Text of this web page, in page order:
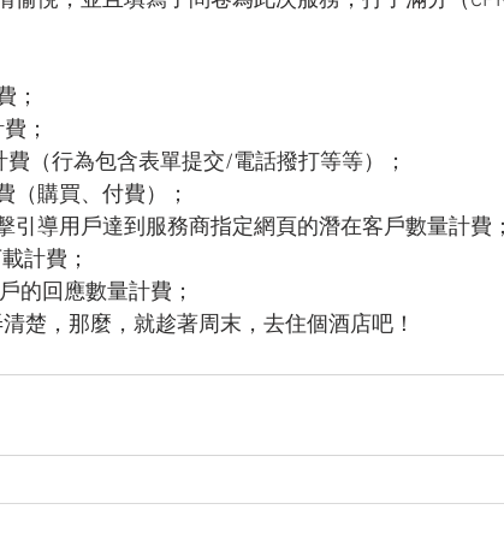
；
；
費（行為包含表單提交/電話撥打等等）；
（購買、付費）；
引導用戶達到服務商指定網頁的潛在客戶數量計費；
計費；
的回應數量計費；
楚，那麼，就趁著周末，去住個酒店吧！